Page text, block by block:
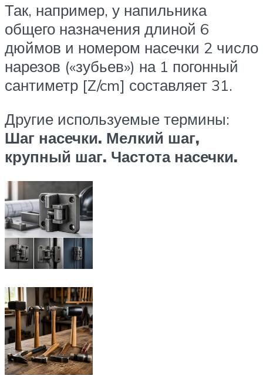
Так, например, у напильника
общего назначения длиной 6
дюймов и номером насечки 2 число
нарезов («зубьев») на 1 погонный
сантиметр [Z/cm] составляет 31.
Другие используемые термины:
Шаг насечки. Мелкий шаг,
крупный шаг. Частота насечки.